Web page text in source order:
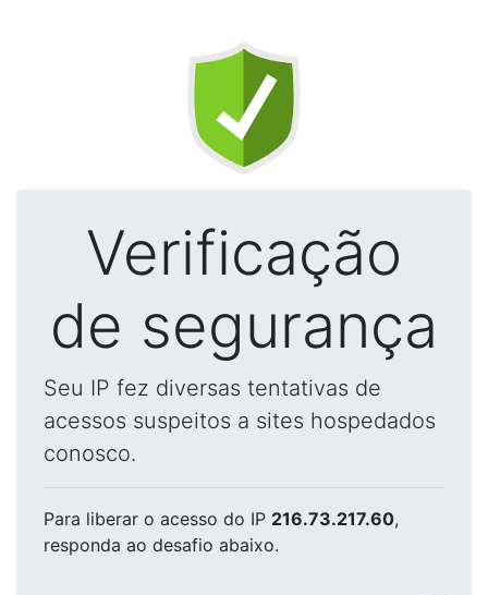
Verificação
de segurança
Seu IP fez diversas tentativas de
acessos suspeitos a sites hospedados
conosco.
Para liberar o acesso do IP 216.73.217.60,
responda ao desafio abaixo.